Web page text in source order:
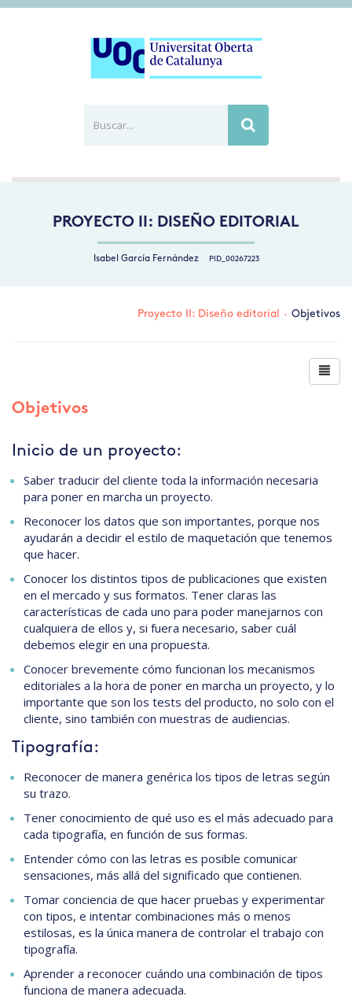
PROYECTO II: DISEÑO EDITORIAL
Isabel García Fernández PID_00267223
Proyecto II: Diseño editorial · Objetivos
Objetivos
Inicio de un proyecto:
Saber traducir del cliente toda la información necesaria
para poner en marcha un proyecto.
Reconocer los datos que son importantes, porque nos
ayudarán a decidir el estilo de maquetación que tenemos
que hacer.
Conocer los distintos tipos de publicaciones que existen
en el mercado y sus formatos. Tener claras las
características de cada uno para poder manejarnos con
cualquiera de ellos y, si fuera necesario, saber cuál
debemos elegir en una propuesta.
Conocer brevemente cómo funcionan los mecanismos
editoriales a la hora de poner en marcha un proyecto, y lo
importante que son los tests del producto, no solo con el
cliente, sino también con muestras de audiencias.
Tipografía:
Reconocer de manera genérica los tipos de letras según
su trazo.
Tener conocimiento de qué uso es el más adecuado para
cada tipografía, en función de sus formas.
Entender cómo con las letras es posible comunicar
sensaciones, más allá del significado que contienen.
Tomar conciencia de que hacer pruebas y experimentar
con tipos, e intentar combinaciones más o menos
estilosas, es la única manera de controlar el trabajo con
tipografía.
Aprender a reconocer cuándo una combinación de tipos
funciona de manera adecuada.